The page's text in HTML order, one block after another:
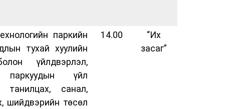
паркийн
тухай хуулийн
үйлдвэрлэл,
паркуудын үйл
танилцах, санал,
шийдвэрийн төсөл
14.00
“Их
засаг”